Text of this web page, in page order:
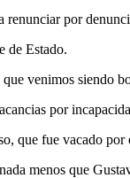
por
de Estado.
venimos siendo
por
que fue vacado
menos que